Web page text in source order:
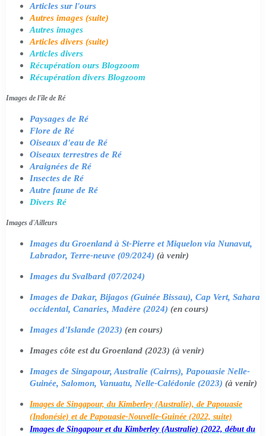
Articles sur l'ours
Autres images (suite)
Autres images
Articles divers (suite)
Articles divers
Récupération ours Blogzoom
Récupération divers Blogzoom
Images de l'île de Ré
Paysages de Ré
Flore de Ré
Oiseaux d'eau de Ré
Oiseaux terrestres de Ré
Araignées de Ré
Insectes de Ré
Autre faune de Ré
Divers Ré
Images d'Ailleurs
Images du Groenland à St-Pierre et Miquelon via Nunavut,
Labrador, Terre-neuve (09/2024) (à venir)
Images du Svalbard (07/2024)
Images de Dakar, Bijagos (Guinée Bissau), Cap Vert, Sahara
occidental, Canaries, Madère (2024) (en cours)
Images d'Islande (2023) (en cours)
Images côte est du Groenland (2023) (à venir)
Images de Singapour, Australie (Cairns), Papouasie Nelle-
Guinée, Salomon, Vanuatu, Nelle-Calédonie (2023) (à venir)
Images de Singapour, du Kimberley (Australie), de Papouasie
(Indonésie) et de Papouasie-Nouvelle-Guinée (2022, suite)
Images de Singapour et du Kimberley (Australie) (2022, début du